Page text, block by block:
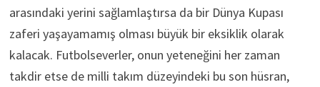
arasındaki yerini sağlamlaştırsa da bir Dünya Kupası
zaferi yaşayamamış olması büyük bir eksiklik olarak
kalacak. Futbolseverler, onun yeteneğini her zaman
takdir etse de milli takım düzeyindeki bu son hüsran,